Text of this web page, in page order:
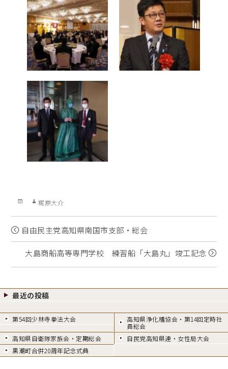
PostedAuthor
梶原大介
自由民主党高知県南国市支部・総会
大島商船高等専門学校 練習船「大島丸」竣工記念
最近の投稿
第54回少林寺拳法大会
高知県浄化槽協会・第14回定時社
員総会
高知県自衛隊家族会・定期総会
自民党高知県連・女性局大会
黒潮町合併20周年記念式典